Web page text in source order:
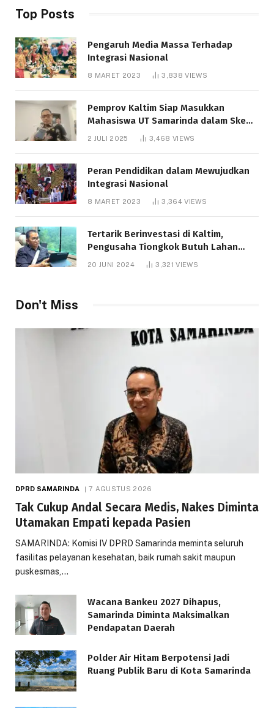
Top Posts
Pengaruh Media Massa Terhadap
Integrasi Nasional
8 MARET 2023 3,838VIEWS
Pemprov Kaltim Siap Masukkan
Mahasiswa UT Samarinda dalam Skema
Bantuan Pendidikan Gratispol
2 JULI 2025 3,468 VIEWS
Peran Pendidikan dalam Mewujudkan
Integrasi Nasional
8 MARET 2023 3,364VIEWS
Tertarik Berinvestasi di Kaltim,
Pengusaha Tiongkok Butuh Lahan
1.000 Hektare
20 JUNI 2024 3,321VIEWS
Don't Miss
DPRD SAMARINDA 7 AGUSTUS 2026
Tak Cukup Andal Secara Medis, Nakes Diminta
Utamakan Empati kepada Pasien
SAMARINDA: Komisi IV DPRD Samarinda meminta seluruh
fasilitas pelayanan kesehatan, baik rumah sakit maupun
puskesmas,…
Wacana Bankeu 2027 Dihapus,
Samarinda Diminta Maksimalkan
Pendapatan Daerah
Polder Air Hitam Berpotensi Jadi
Ruang Publik Baru di Kota Samarinda